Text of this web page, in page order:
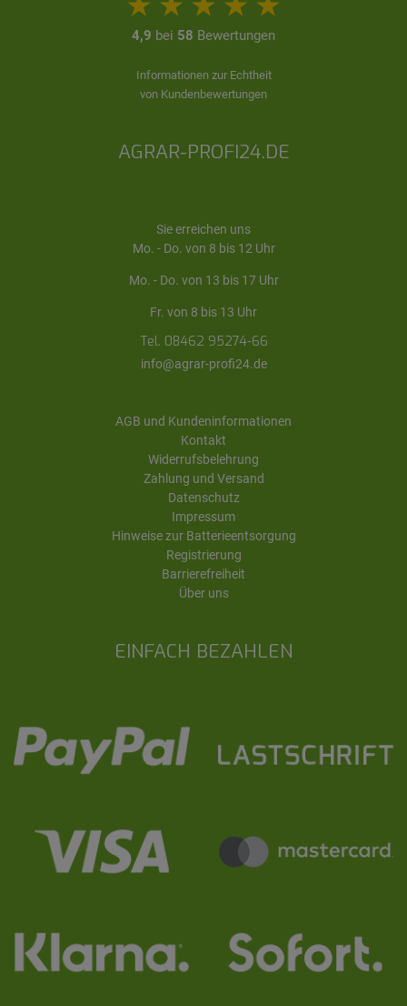
EINFACH BEZAHLEN
4,9 bei 58 Bewertungen
Informationen zur Echtheit
von Kundenbewertungen
AGRAR-PROFI24.DE
Sie erreichen uns
Mo. - Do. von 8 bis 12 Uhr
Mo. - Do. von 13 bis 17 Uhr
Fr. von 8 bis 13 Uhr
Tel. 08462 95274-66
info@agrar-profi24.de
AGB und Kundeninformationen
Kontakt
Widerrufsbelehrung
Zahlung und Versand
Datenschutz
Impressum
Hinweise zur Batterieentsorgung
Registrierung
Barrierefreiheit
Über uns